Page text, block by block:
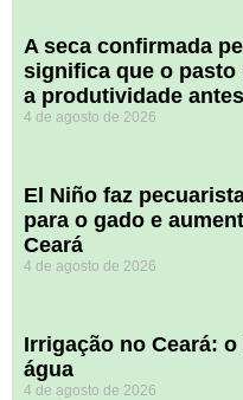
A seca confirmada
significa que o pasto
a produtividade
4 de agosto de 2026
El Niño faz
para o gado e
Ceará
4 de agosto de 2026
Irrigação no Ceará:
água
4 de agosto de 2026